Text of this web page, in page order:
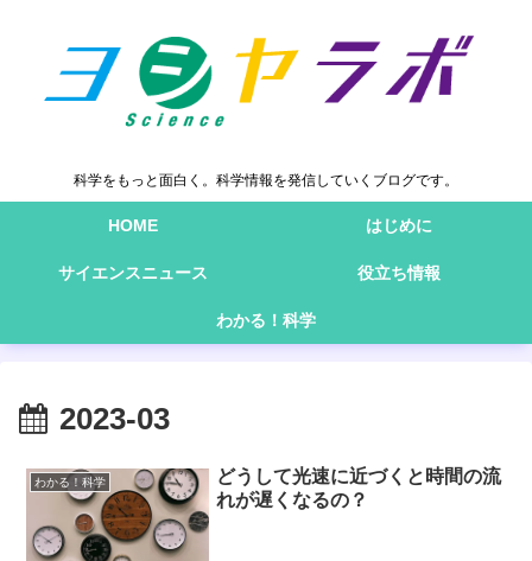
科学をもっと面白く。科学情報を発信していくブログです。
HOME はじめに
サイエンスニュース 役立ち情報
わかる！科学
2023-03
わかる！科学
どうして光速に近づくと時間の流
れが遅くなるの？